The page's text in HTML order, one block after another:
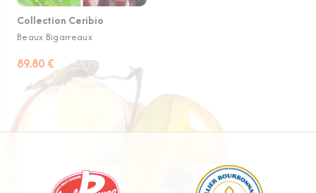
Collection Ceribio
Beaux Bigarreaux
89.80 €